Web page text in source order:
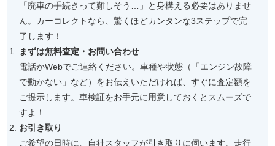
「廃車の手続きって難しそう…」と身構える必要はありませ
ん。カーコレクトなら、驚くほどカンタンな3ステップで完
了します！
まずは無料査定・お問い合わせ
電話かWebでご連絡ください。車種や状態（「エンジン故障
で動かない」など）をお伝えいただければ、すぐに査定額を
ご提示します。車検証をお手元に用意しておくとスムーズで
すよ！
お引き取り
ご希望の日時に、自社スタッフが引き取りに伺います。走行